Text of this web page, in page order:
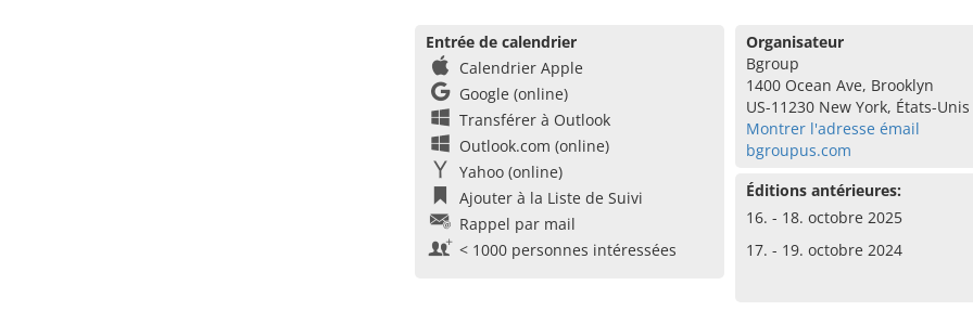
Entrée de calendrier
Calendrier Apple
Google (online)
Transférer à Outlook
Outlook.com (online)
Yahoo (online)
Ajouter à la Liste de Suivi
Rappel par mail
< 1000 personnes intéressées
Organisateur
Bgroup
1400 Ocean Ave, Brooklyn
US-11230 New York, États-Unis
Montrer l'adresse émail
bgroupus.com
Éditions antérieures:
16. - 18. octobre 2025
17. - 19. octobre 2024